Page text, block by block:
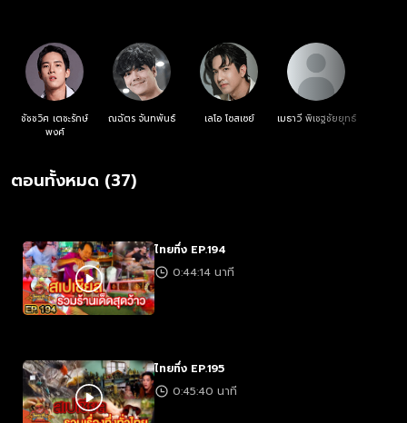
ชัชชวิศ เตชะรักษ์
พงศ์
ณฉัตร จันทพันธ์ เลโอ โซสเซย์ เมธาวี พิเชฐชัยยุทธ์
ตอนทั้งหมด (37)
ไทยทึ่ง EP.194
0:44:14 นาที
ไทยทึ่ง EP.195
0:45:40 นาที